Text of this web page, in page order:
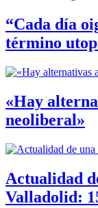
“Cada día
término
«Hay
neoliberal»
Actualidad
Valladolid: